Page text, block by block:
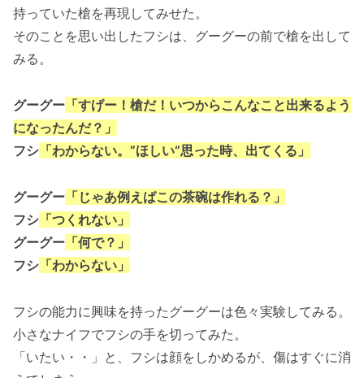
持っていた槍を再現してみせた。
そのことを思い出したフシは、グーグーの前で槍を出して
みる。
グーグー 「すげー！槍だ！いつからこんなこと出来るよう
になったんだ？」
フシ 「わからない。”ほしい”思った時、出てくる」
グーグー 「じゃあ例えばこの茶碗は作れる？」
フシ 「つくれない」
グーグー 「何で？」
フシ 「わからない」
フシの能力に興味を持ったグーグーは色々実験してみる。
小さなナイフでフシの手を切ってみた。
「いたい・・」と、フシは顔をしかめるが、傷はすぐに消